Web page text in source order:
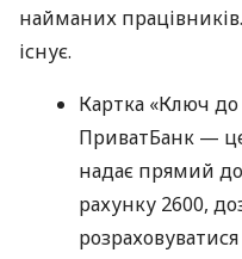
найманих
існує.
Картка «Ключ до
ПриватБанк —
надає прямий
рахунку 2600,